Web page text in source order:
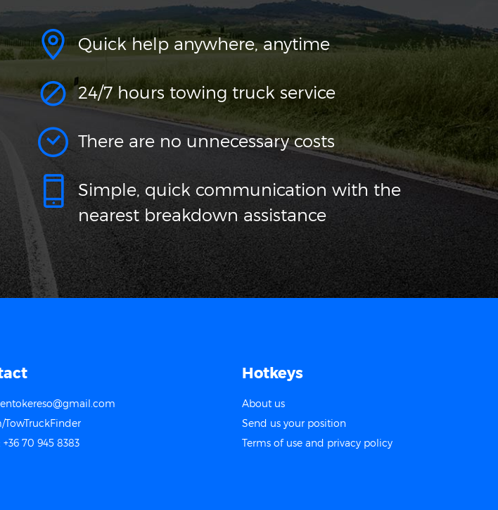
Quick help anywhere, anytime
24/7 hours towing truck service
There are no unnecessary costs
Simple, quick communication with the
nearest breakdown assistance
TowTruckFinder
70 945 8383
Hotkeys
About us
Send us your position
Terms of use and privacy policy